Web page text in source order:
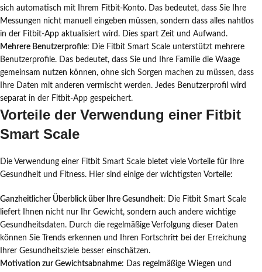
sich automatisch mit Ihrem Fitbit-Konto. Das bedeutet, dass Sie Ihre
Messungen nicht manuell eingeben müssen, sondern dass alles nahtlos
in der Fitbit-App aktualisiert wird. Dies spart Zeit und Aufwand.
Mehrere Benutzerprofile: Die Fitbit Smart Scale unterstützt mehrere
Benutzerprofile. Das bedeutet, dass Sie und Ihre Familie die Waage
gemeinsam nutzen können, ohne sich Sorgen machen zu müssen, dass
Ihre Daten mit anderen vermischt werden. Jedes Benutzerprofil wird
separat in der Fitbit-App gespeichert.
Vorteile der Verwendung einer Fitbit
Smart Scale
Die Verwendung einer Fitbit Smart Scale bietet viele Vorteile für Ihre
Gesundheit und Fitness. Hier sind einige der wichtigsten Vorteile:
Ganzheitlicher Überblick über Ihre Gesundheit: Die Fitbit Smart Scale
liefert Ihnen nicht nur Ihr Gewicht, sondern auch andere wichtige
Gesundheitsdaten. Durch die regelmäßige Verfolgung dieser Daten
können Sie Trends erkennen und Ihren Fortschritt bei der Erreichung
Ihrer Gesundheitsziele besser einschätzen.
Motivation zur Gewichtsabnahme: Das regelmäßige Wiegen und